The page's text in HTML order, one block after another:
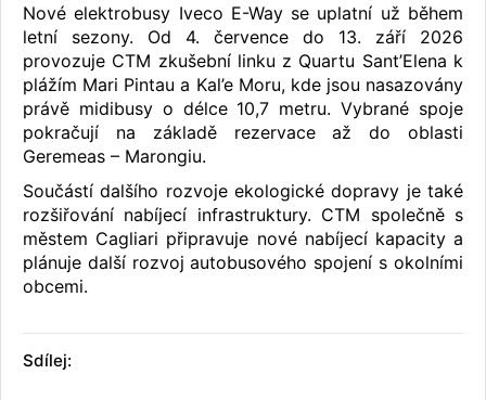
Nové elektrobusy Iveco E-Way se uplatní už během
letní sezony. Od 4. července do 13. září 2026
provozuje CTM zkušební linku z Quartu Sant’Elena k
plážím Mari Pintau a Kal’e Moru, kde jsou nasazovány
právě midibusy o délce 10,7 metru. Vybrané spoje
pokračují na základě rezervace až do oblasti
Geremeas – Marongiu.
Součástí dalšího rozvoje ekologické dopravy je také
rozšiřování nabíjecí infrastruktury. CTM společně s
městem Cagliari připravuje nové nabíjecí kapacity a
plánuje další rozvoj autobusového spojení s okolními
obcemi.
Sdílej: